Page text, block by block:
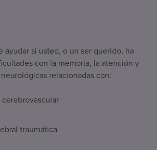
ayudar si usted, o un ser querido, ha
con la memoria, la atención y
relacionadas con:
traumática